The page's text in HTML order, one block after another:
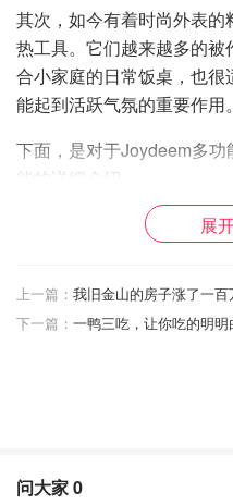
其次，如今有着时尚外表
热工具。它们越来越多的
合小家庭的日常饭桌，也
能起到活跃气氛的重要作用。
下面，是对于Joydeem多
能的详细介绍。
产品外观设计及配置
搭配珐琅质感的锅身，Ins
足。
展
上一篇： 我旧金山的房子涨了一百
下一篇： 一鸭三吃，让你吃的明
问大家0